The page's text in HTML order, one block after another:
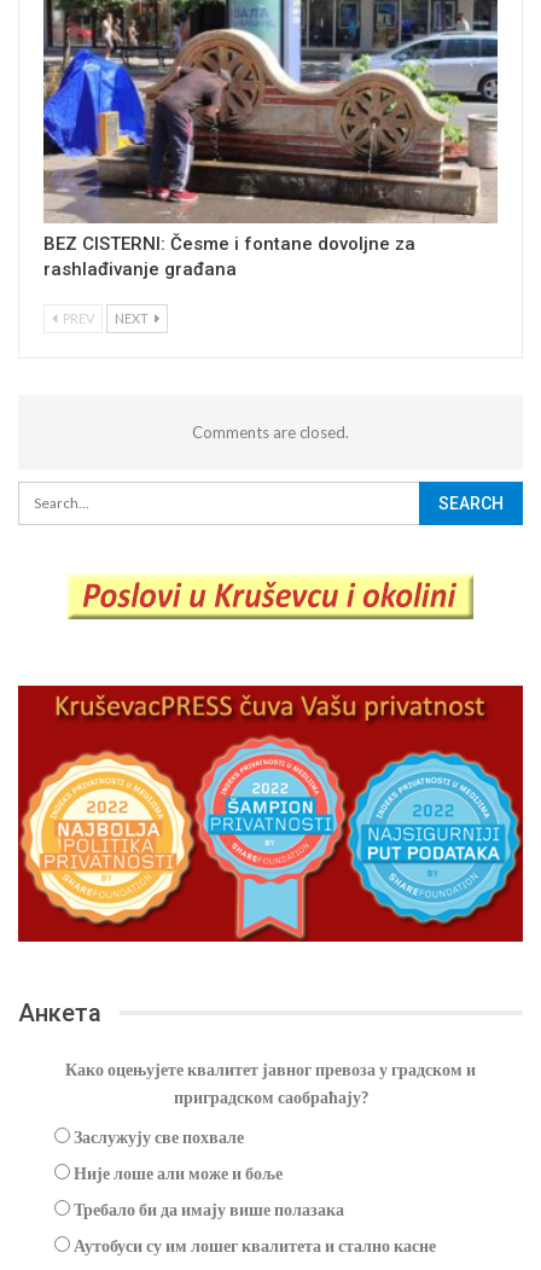
BEZ CISTERNI: Česme i fontane dovoljne za
rashlađivanje građana
PREV NEXT
Comments are closed.
Анкета
Како оцењујете квалитет јавног превоза у градском и
приградском саобраћају?
Заслужују све похвале
Није лоше али може и боље
Требало би да имају више полазака
Аутобуси су им лошег квалитета и стално касне